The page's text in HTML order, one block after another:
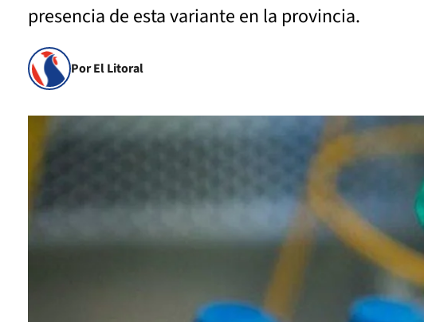
presencia de esta variante en la provincia.
Por El Litoral